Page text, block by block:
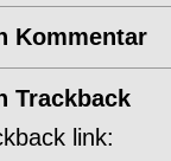
Kommentar
Trackback
link: